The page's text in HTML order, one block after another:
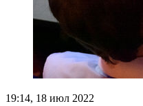
19:14, 18 июл 2022